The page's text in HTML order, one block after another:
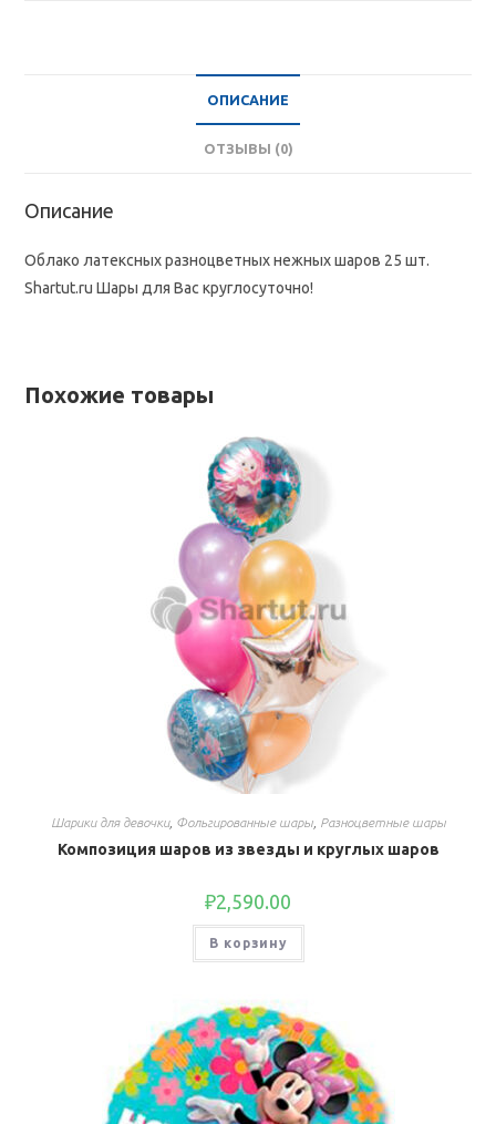
ОПИСАНИЕ
ОТЗЫВЫ (0)
Описание
Облако латексных разноцветных нежных шаров 25 шт.
Shartut.ru Шары для Вас круглосуточно!
Похожие товары
Шарики для девочки, Фольгированные шары, Разноцветные шары
Композиция шаров из звезды и круглых шаров
₽2,590.00
В корзину